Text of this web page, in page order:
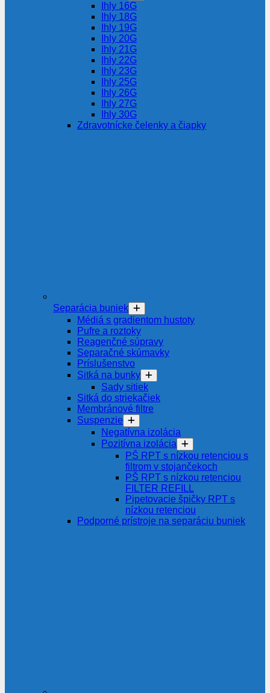
Ihly 16G
Ihly 18G
Ihly 19G
Ihly 20G
Ihly 21G
Ihly 22G
Ihly 23G
Ihly 25G
Ihly 26G
Ihly 27G
Ihly 30G
Zdravotnícke čelenky a čiapky
Separácia buniek
Médiá s gradientom hustoty
Pufre a roztoky
Reagenčné súpravy
Separačné skúmavky
Príslušenstvo
Sitká na bunky
Sady sitiek
Sitká do striekačiek
Membránové filtre
Suspenzie
Negatívna izolácia
Pozitívna izolácia
PŠ RPT s nízkou retenciou s
filtrom v stojančekoch
PŠ RPT s nízkou retenciou
FILTER REFILL
Pipetovacie špičky RPT s
nízkou retenciou
Podporné prístroje na separáciu buniek